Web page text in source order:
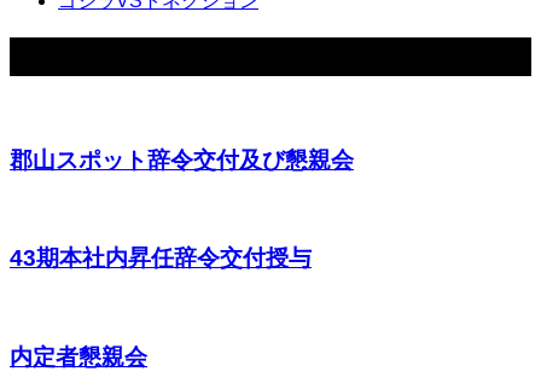
郡山スポット辞令交付及び懇親会
43期本社内昇任辞令交付授与
内定者懇親会